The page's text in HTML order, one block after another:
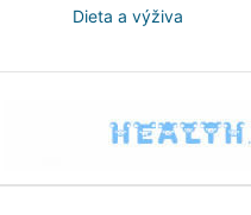
Dieta a výživa